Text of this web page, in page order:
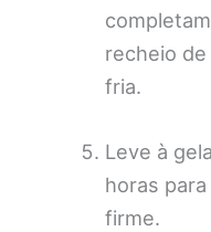
recheio de
fria.
Leve à
horas
firme.